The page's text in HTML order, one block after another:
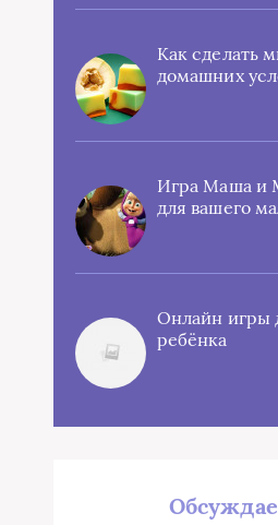
Как сделать
домашних
Игра Маша и
для вашего
Онлайн игры
ребёнка